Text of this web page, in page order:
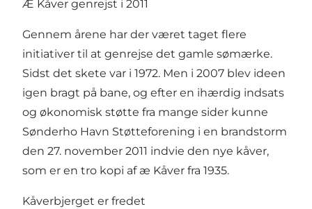
Æ Kåver genrejst i 2011
Gennem årene har der været taget flere
initiativer til at genrejse det gamle sømærke.
Sidst det skete var i 1972. Men i 2007 blev ideen
igen bragt på bane, og efter en ihærdig indsats
og økonomisk støtte fra mange sider kunne
Sønderho Havn Støtteforening i en brandstorm
den 27. november 2011 indvie den nye kåver,
som er en tro kopi af æ Kåver fra 1935.
Kåverbjerget er fredet